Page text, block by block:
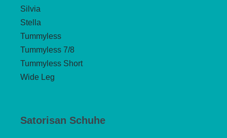
Silvia
Stella
Tummyless
Tummyless 7/8
Tummyless Short
Wide Leg
Satorisan Schuhe